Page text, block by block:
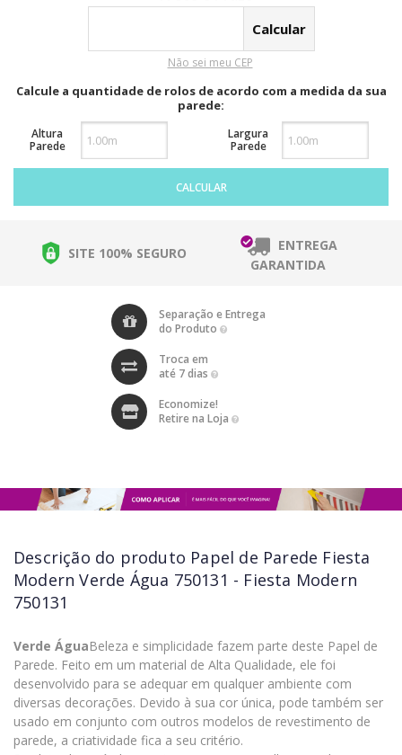
Não sei meu CEP
Calcule a quantidade de rolos de acordo com a medida da sua
parede:
Altura
Parede
Largura
Parede
CALCULAR
SITE 100% SEGURO
ENTREGA
GARANTIDA
Separação e Entrega
do Produto
Troca em
até 7 dias
Economize!
Retire na Loja
Descrição do produto Papel de Parede Fiesta
Modern Verde Água 750131 - Fiesta Modern
750131
Verde ÁguaBeleza e simplicidade fazem parte deste Papel de
Parede. Feito em um material de Alta Qualidade, ele foi
desenvolvido para se adequar em qualquer ambiente com
diversas decorações. Devido à sua cor única, pode também ser
usado em conjunto com outros modelos de revestimento de
parede, a criatividade fica a seu critério.